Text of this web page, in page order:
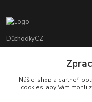
DůchodkyCZ
+420 412384749
objednavky@duchodky.cz
Náš e-shop a partneři
cookies, aby Vám mohli